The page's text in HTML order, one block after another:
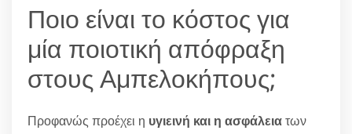
Ποιο είναι το κόστος για
μία ποιοτική απόφραξη
στους Αμπελοκήπους;
Προφανώς προέχει η υγιεινή και η ασφάλειατων